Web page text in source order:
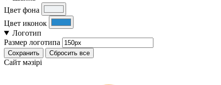
Цвет фона
Цвет иконок
Логотип
Размер логотипа
Сохранить Сбросить все
Cайт мәзірі